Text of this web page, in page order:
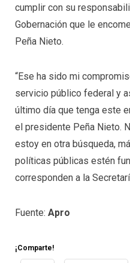
cumplir con su
Gobernación que le
Peña Nieto.
“Ese ha sido mi
servicio público federal y
último día que tenga este
el presidente Peña Nieto.
estoy en otra búsqueda,
políticas públicas estén
corresponden a la
Fuente: Apro
¡Comparte!